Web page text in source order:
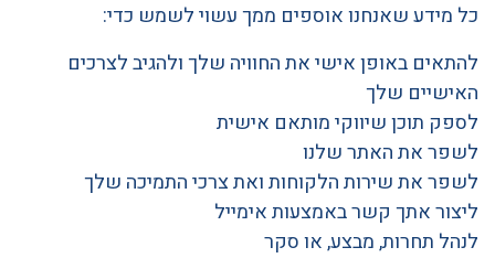
כל מידע שאנחנו אוספים ממך עשוי לשמש כדי:
להתאים באופן אישי את החוויה שלך ולהגיב לצרכים
האישיים שלך
לספק תוכן שיווקי מותאם אישית
לשפר את האתר שלנו
לשפר את שירות הלקוחות ואת צרכי התמיכה שלך
ליצור אתך קשר באמצעות אימייל
לנהל תחרות, מבצע, או סקר